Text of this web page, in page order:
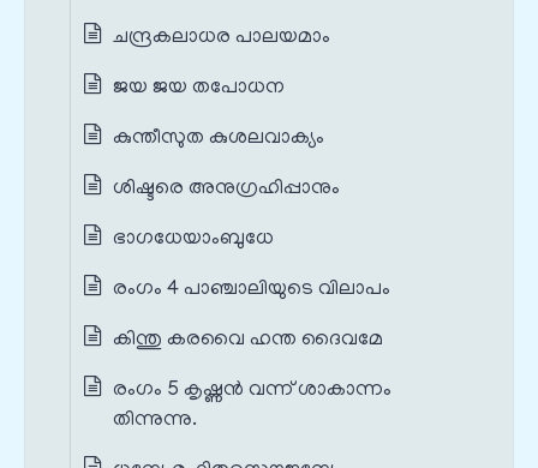
ചന്ദ്രകലാധര പാലയമാം
ജയ ജയ തപോധന
കുന്തീസുത കുശലവാക്യം
ശിഷ്ടരെ അനുഗ്രഹിപ്പാനും
ഭാഗധേയാംബുധേ
രംഗം 4 പാഞ്ചാലിയുടെ വിലാപം
കിന്തു കരവൈ ഹന്ത ദൈവമേ
രംഗം 5 കൃഷ്ണൻ വന്ന് ശാകാന്നം
തിന്നുന്നു.